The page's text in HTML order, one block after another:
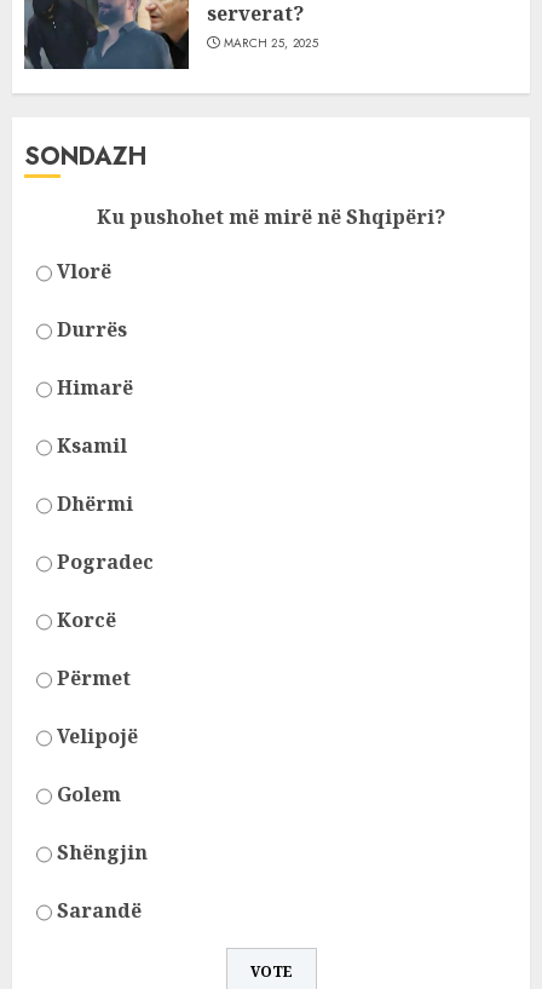
serverat?
MARCH 25, 2025
SONDAZH
Ku pushohet më mirë në Shqipëri?
Vlorë
Durrës
Himarë
Ksamil
Dhërmi
Pogradec
Korcë
Përmet
Velipojë
Golem
Shëngjin
Sarandë